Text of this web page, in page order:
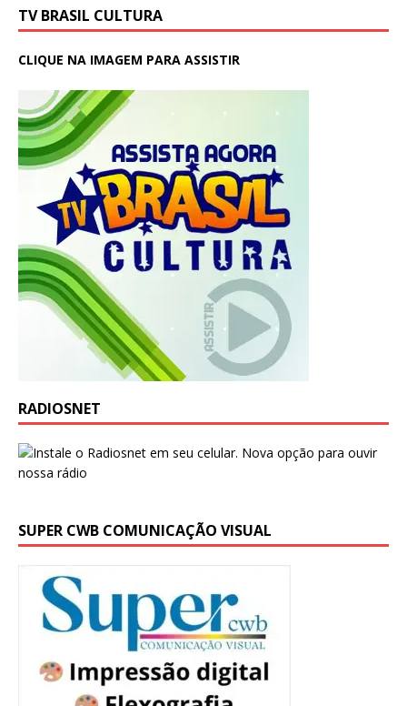
TV BRASIL CULTURA
CLIQUE NA IMAGEM PARA ASSISTIR
RADIOSNET
SUPER CWB COMUNICAÇÃO VISUAL